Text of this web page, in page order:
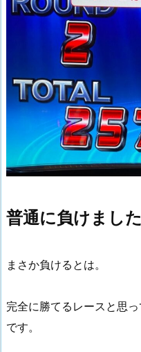
普通に負けました
まさか負けるとは。
完全に勝てるレースと思
です。